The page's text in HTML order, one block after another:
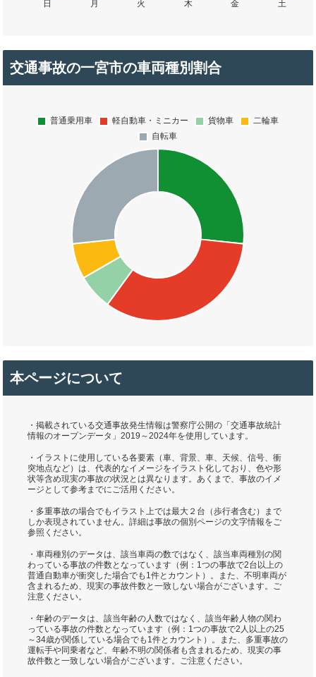
交通事故の一宮市の車両種別割合
本ページについて
・掲載されている交通事故発生情報は警察庁公開の「交通事故統計
情報のオープンデータ」2019～2024年を使用しています。
・イラストに使用している各要素（車、背景、車、天候、信号、衝
突地点など）は、代表的なイメージをイラスト化しており、色や形
状等含め現実の事故の状況とは異なります。あくまで、事故のイメ
ージとして参考までにご活用ください。
・多重事故の場合でもイラスト上では最大２台（歩行者含む）まで
しか表現されていません。詳細は事故の個別ページの文字情報をご
参照ください。
・車両種別のデータは、該当車両の数ではなく、該当車両種別の関
わっている事故の件数となっています（例：1つの事故で2台以上の
普通自動車が衝突した場合でも1件とカウント）。また、不明車両が
含まれるため、現実の事故件数と一致しない場合がございます。ご
注意ください。
・年齢のデータは、該当年齢の人数ではなく、該当年齢人物の関わ
っている事故の件数となっています（例：1つの事故で2人以上の25
～34歳が関係している場合でも1件とカウント）。また、多重事故の
運転手や同乗者など、年齢不明の関係者も含まれるため、現実の事
故件数と一致しない場合がございます。ご注意ください。